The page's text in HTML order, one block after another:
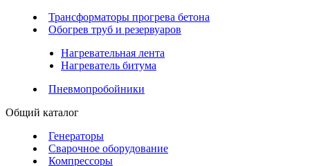
Трансформаторы прогрева бетона
Обогрев труб и резервуаров
Нагревательная лента
Нагреватель битума
Пневмопробойники
Общий каталог
Генераторы
Сварочное оборудование
Компрессоры